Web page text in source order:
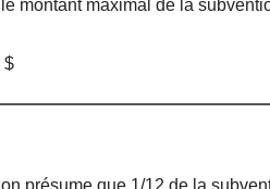
montant maximal de la
$
présume que 1/12 de la